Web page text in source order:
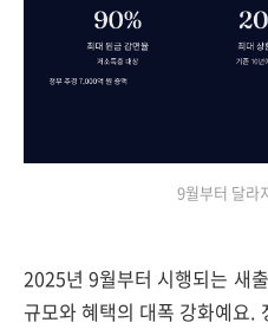
9월부터 달라
2025년 9월부터 시행되는 새
규모와 혜택의 대폭 강화예요.